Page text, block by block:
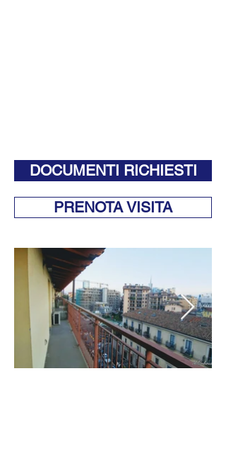
DOCUMENTI RICHIESTI
PRENOTA VISITA